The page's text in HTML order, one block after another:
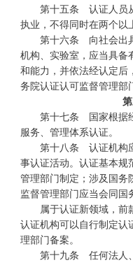
第十五条 认证人员从
执业，不得同时在两个以
第十六条 向社会出具
机构、实验室，应当具备
和能力，并依法经认定后
务院认证认可监督管理部
第十七条 国家根据经
服务、管理体系认证。
第十八条 认证机构应
事认证活动。认证基本规
管理部门制定；涉及国务
监督管理部门应当会同国
属于认证新领域，前款
认证机构可以自行制定认
理部门备案。
第十九条 任何法人、